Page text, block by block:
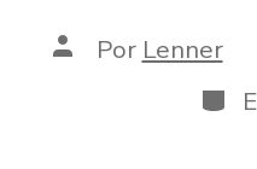
AutorPor Lenner